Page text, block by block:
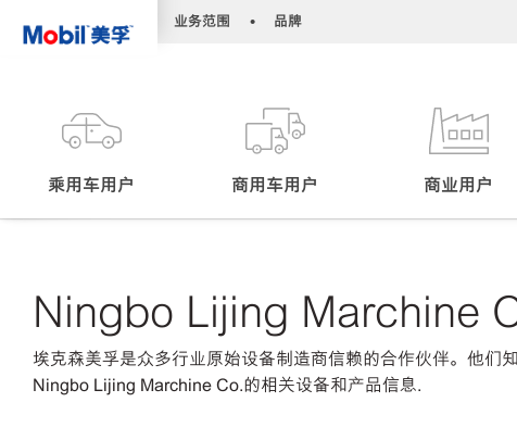
业务范围 • 品牌
乘用车用户 商用车用户 商业用户
Ningbo Lijing Marchine
埃克森美孚是众多行业原始设备制造商信赖的合作伙伴。他们
Ningbo Lijing Marchine Co.的相关设备和产品信息.